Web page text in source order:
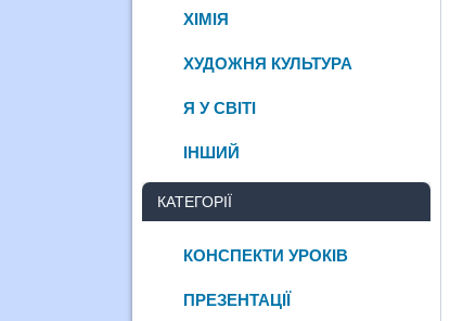
ХІМІЯ
ХУДОЖНЯ КУЛЬТУРА
Я У СВІТІ
ІНШИЙ
КАТЕГОРІЇ
КОНСПЕКТИ УРОКІВ
ПРЕЗЕНТАЦІЇ